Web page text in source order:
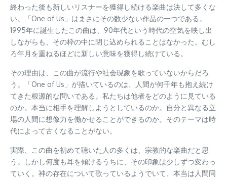
終わった後も新しいリスナーを獲得し続ける楽曲は決して多くな
い。「One of Us」はまさにその数少ない作品の一つである。
1995年に誕生したこの曲は、90年代という時代の空気を映し出
しながらも、その枠の中に閉じ込められることはなかった。むし
ろ年月を重ねるほどに新しい意味を獲得し続けている。
その理由は、この曲が流行や社会現象を歌っていないからだろ
う。「One of Us」が描いているのは、人間が何千年も抱え続け
てきた根源的な問いである。私たちは他者をどのように見ている
のか。本当に相手を理解しようとしているのか。自分と異なる立
場の人間に想像力を働かせることができるのか。そのテーマは時
代によって古くなることがない。
実際、この曲を初めて聴いた人の多くは、宗教的な楽曲だと思
う。しかし何度も耳を傾けるうちに、その印象は少しずつ変わっ
ていく。神の存在について歌っているようでいて、本当は人間同